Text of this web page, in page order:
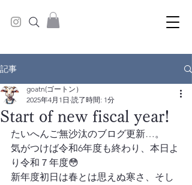
記事
Start of new fiscal year!
goatn(ゴートン）
2025年4月1日 読了時間: 1分
たいへんご無沙汰のブログ更新…。
気がつけば令和6年度も終わり、本日よ
り令和７年度😳
新年度初日は春とは思えぬ寒さ、そし